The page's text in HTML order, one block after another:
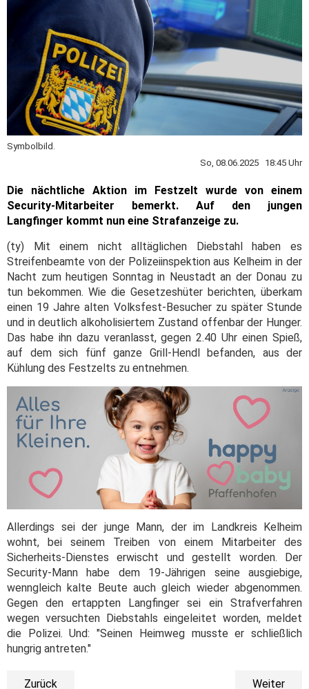
Symbolbild.
So, 08.06.2025 18:45 Uhr
Die nächtliche Aktion im Festzelt wurde von einem
Security-Mitarbeiter bemerkt. Auf den jungen
Langfinger kommt nun eine Strafanzeige zu.
(ty) Mit einem nicht alltäglichen Diebstahl haben es
Streifenbeamte von der Polizeiinspektion aus Kelheim in der
Nacht zum heutigen Sonntag in Neustadt an der Donau zu
tun bekommen. Wie die Gesetzeshüter berichten, überkam
einen 19 Jahre alten Volksfest-Besucher zu später Stunde
und in deutlich alkoholisiertem Zustand offenbar der Hunger.
Das habe ihn dazu veranlasst, gegen 2.40 Uhr einen Spieß,
auf dem sich fünf ganze Grill-Hendl befanden, aus der
Kühlung des Festzelts zu entnehmen.
Allerdings sei der junge Mann, der im Landkreis Kelheim
wohnt, bei seinem Treiben von einem Mitarbeiter des
Sicherheits-Dienstes erwischt und gestellt worden. Der
Security-Mann habe dem 19-Jährigen seine ausgiebige,
wenngleich kalte Beute auch gleich wieder abgenommen.
Gegen den ertappten Langfinger sei ein Strafverfahren
wegen versuchten Diebstahls eingeleitet worden, meldet
die Polizei. Und: "Seinen Heimweg musste er schließlich
hungrig antreten."
Zurück Weiter